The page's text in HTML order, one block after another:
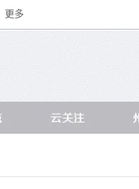
更多